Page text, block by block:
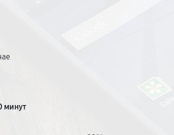
минут